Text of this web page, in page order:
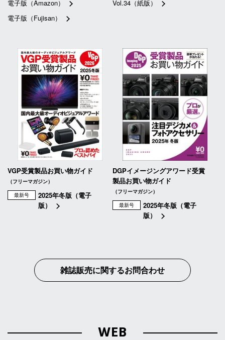
電子版（Amazon）
電子版（Fujisan）
Vol.34（紙版）
VGP受賞製品お買い物ガイド
（フリーマガジン）
最新号
2025年冬版（電子
版）
DGPイメージングアワード受賞
製品お買い物ガイド
（フリーマガジン）
最新号
2025年冬版（電子
版）
雑誌販売に関するお問合わせ
WEB